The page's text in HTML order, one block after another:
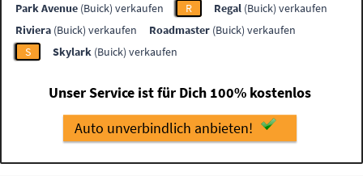
Park Avenue (Buick) verkaufen R Regal (Buick) verkaufen
Riviera (Buick) verkaufen Roadmaster (Buick) verkaufen
S
Skylark (Buick) verkaufen
Unser Service ist für Dich 100% kostenlos
Auto unverbindlich anbieten!